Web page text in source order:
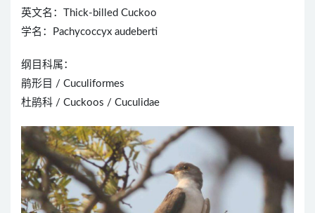
英文名：Thick-billed Cuckoo
学名：Pachycoccyx audeberti
纲目科属：
鹃形目 / Cuculiformes
杜鹃科 / Cuckoos / Cuculidae